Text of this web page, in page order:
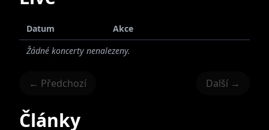
Datum
Akce
Žádné koncerty nenalezeny.
← Předchozí Další →
Články